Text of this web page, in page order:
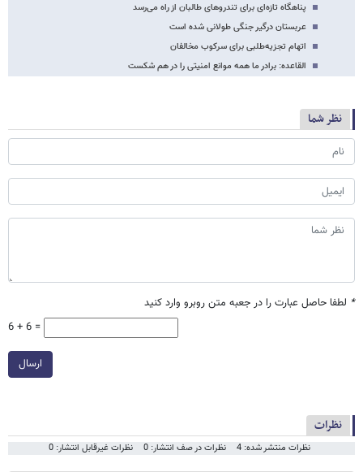
پناهگاه تازه‌ای برای تندروهای طالبان از راه می‌رسد
عربستان درگیر جنگی طولانی شده است
اتهام تجزیه‌طلبی برای سرکوب مخالفان
القاعده: برادر ما همه موانع امنیتی را در هم شکست
نظر شما
* لطفا حاصل عبارت را در جعبه متن روبرو وارد کنید
6 + 6 =
ارسال
نظرات
نظرات منتشر شده: 4 نظرات در صف انتشار: 0 نظرات غیرقابل انتشار: 0